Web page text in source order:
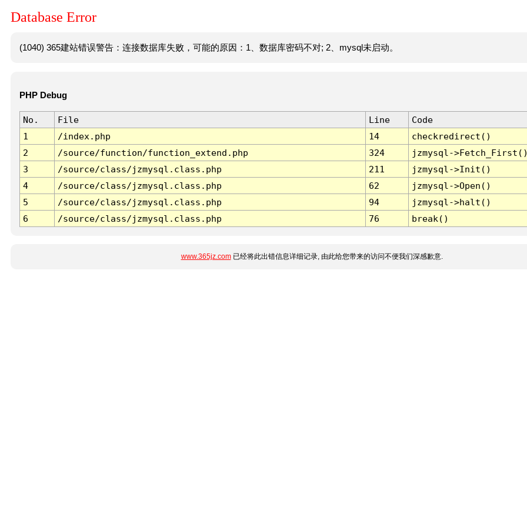
Database Error
(1040) 365建站错误警告：连接数据库失败，可能的原因：1、数据库密码不对; 2、mysql未启动。
PHP Debug
No. File Line
Code
1
/index.php 14
checkredirect()
2
/source/function/function_extend.php 324
jzmysql-
3
/source/class/jzmysql.class.php 211
jzmysql->Init()
4
/source/class/jzmysql.class.php 62
jzmysql->Open()
5
/source/class/jzmysql.class.php 94
jzmysql->halt()
6
/source/class/jzmysql.class.php 76 break()
www.365jz.com已经将此出错信息详细记录, 由此给您带来的访问不便我们深感歉意.